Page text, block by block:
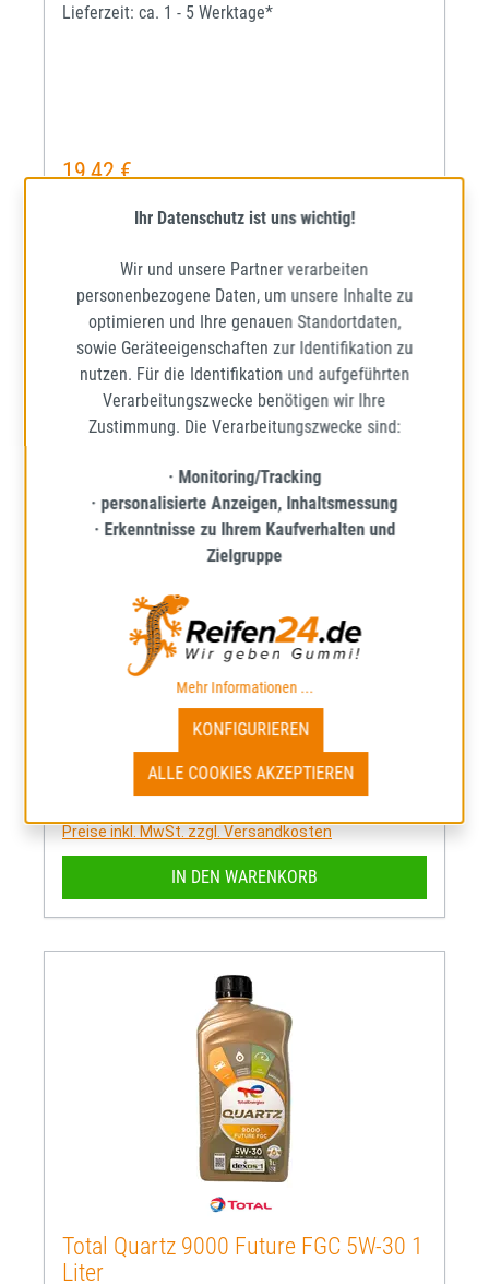
Lieferzeit: ca. 1 - 5 Werktage*
Regulärer Preis:
19,42 €
Total Quartz Ineo ECS 5W-30 1 Liter
Lieferzeit: ca. 1 - 5 Werktage*
Regulärer Preis:
Preise inkl. MwSt. zzgl. Versandkosten
IN DEN WARENKORB
Total Quartz 9000 Future FGC 5W-30 1
Liter
Ihr Datenschutz ist uns wichtig!
Wir und unsere Partner verarbeiten
personenbezogene Daten, um unsere Inhalte zu
optimieren und Ihre genauen Standortdaten,
sowie Geräteeigenschaften zur Identifikation zu
nutzen. Für die Identifikation und aufgeführten
Verarbeitungszwecke benötigen wir Ihre
Zustimmung. Die Verarbeitungszwecke sind:
· Monitoring/Tracking
· personalisierte Anzeigen, Inhaltsmessung
· Erkenntnisse zu Ihrem Kaufverhalten und
Zielgruppe
Mehr Informationen ...
KONFIGURIEREN
ALLE COOKIES AKZEPTIEREN